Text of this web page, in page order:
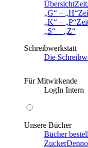
Übersicht
G
– H
K
– P
S
–
Z
Schreibwerkstatt
Die
Für Mitwirkende
LogIn Intern
Unsere Bücher
Bücher
Zucker